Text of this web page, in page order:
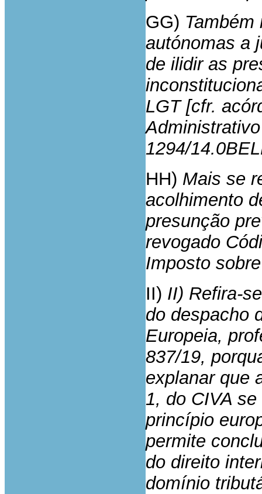
GG)
autónomas a
de ilidir as
LGT [cfr.
1294/
HH) Mais se
acolhimento
presunção
revogado
Imposto
II) II) Refira-
do despacho
Europeia,
837/19,
explanar que
1, do CIVA
princípio
permite
do direito
domínio